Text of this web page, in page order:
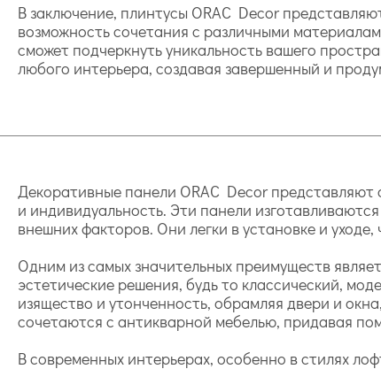
В заключение, плинтусы ORAC Decor
возможность сочетания с различными
сможет подчеркнуть уникальность вашего
любого интерьера, создавая завершенный и
Декоративные панели ORAC Decor представляют
и индивидуальность. Эти панели
внешних факторов. Они легки в установке и
Одним из самых значительных преимуществ
эстетические решения, будь то классический,
изящество и утонченность, обрамляя двери и
сочетаются с антикварной мебелью, придавая
В современных интерьерах, особенно в стилях